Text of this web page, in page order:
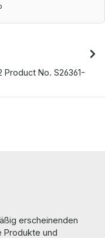
No. S26361-
erscheinenden
Produkte und